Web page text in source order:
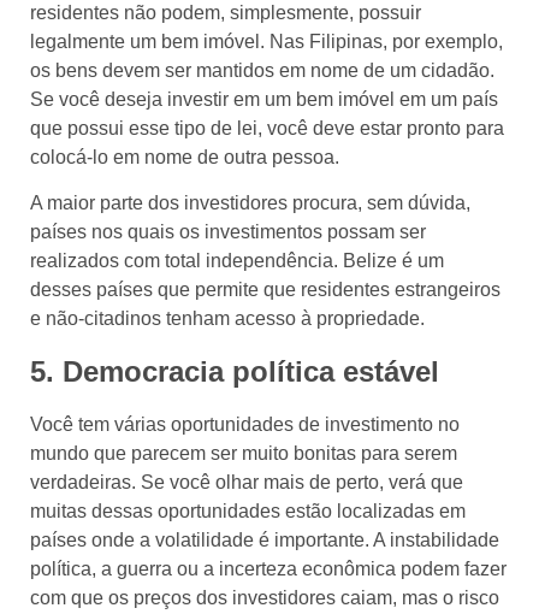
residentes não podem, simplesmente, possuir
legalmente um bem imóvel. Nas Filipinas, por exemplo,
os bens devem ser mantidos em nome de um cidadão.
Se você deseja investir em um bem imóvel em um país
que possui esse tipo de lei, você deve estar pronto para
colocá-lo em nome de outra pessoa.
A maior parte dos investidores procura, sem dúvida,
países nos quais os investimentos possam ser
realizados com total independência. Belize é um
desses países que permite que residentes estrangeiros
e não-citadinos tenham acesso à propriedade.
5. Democracia política estável
Você tem várias oportunidades de investimento no
mundo que parecem ser muito bonitas para serem
verdadeiras. Se você olhar mais de perto, verá que
muitas dessas oportunidades estão localizadas em
países onde a volatilidade é importante. A instabilidade
política, a guerra ou a incerteza econômica podem fazer
com que os preços dos investidores caiam, mas o risco